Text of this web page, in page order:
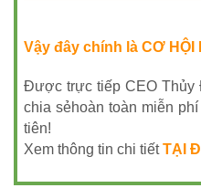
Vậy đây chính là CƠ HỘI
Được trực tiếp CEO Thủy
chia sẻhoàn toàn miễn
tiên!
Xem thông tin chi tiếtTẠI